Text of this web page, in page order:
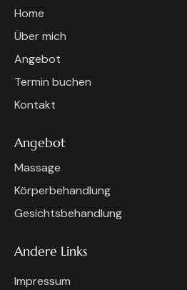
Home
Über mich
Angebot
Termin buchen
Kontakt
Angebot
Massage
Körperbehandlung
Gesichtsbehandlung
Andere Links
Impressum